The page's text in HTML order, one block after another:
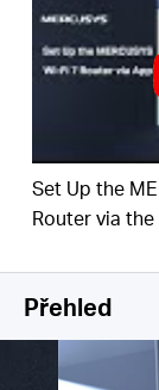
nabízí, bude
Multi-Link
snižuje
objevujících
4× 2,5Gb/s
LAN
vašich
Maximální
vlastní
silnější a
Kompatibilní
směrovači a
Set Up the
Router via the
Přehled